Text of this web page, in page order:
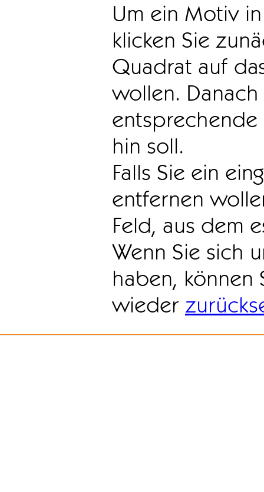
Um ein Motiv
klicken Sie
Quadrat auf
wollen.
hin soll.
Falls Sie ein
entfernen
Feld, aus dem
Wenn Sie sich
haben, können
wieder